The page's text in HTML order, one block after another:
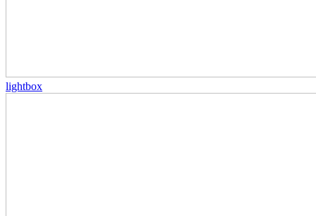
lightbox